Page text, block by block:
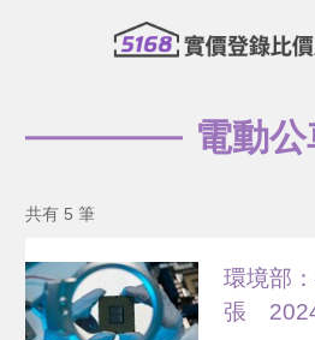
電動
共有 5 筆
環境部
張